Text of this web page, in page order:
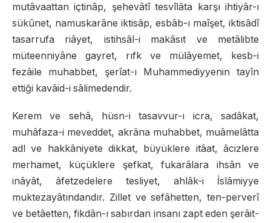
mutâvaattan içtinâp, şehevâtî tesvîlâta karşı ihtiyâr-ı
sükûnet, namuskarâne iktisâp, esbâb-ı maîşet, iktisâdî
tasarrufa riâyet, istihsâl-i makâsıt ve metâlibte
müteenniyâne gayret, rıfk ve mülâyemet, kesb-i
fezâile muhabbet, şerîat-ı Muhammediyyenin tayîn
ettiği kavâid-i sâlimedendir.
Kerem ve sehâ, hüsn-i tasavvur-ı icra, sadâkat,
muhâfaza-i meveddet, akrâna muhabbet, muâmelâtta
adl ve hakkâniyete dikkat, büyüklere itâat, âcizlere
merhamet, küçüklere şefkat, fukarâlara ihsân ve
inâyât, âfetzedelere tesliyet, ahlâk-i İslâmiyye
muktezayâtındandır. Zillet ve sefâhetten, ten-perverî
ve betâetten, fikdân-ı sabırdan insanı zapt eden şerâit-